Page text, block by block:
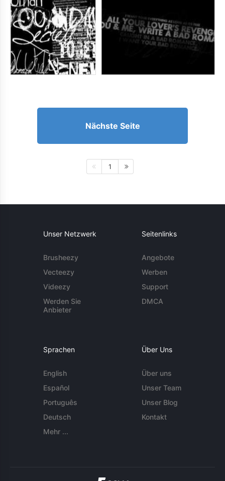
Nächste Seite
1
Unser Netzwerk
Brusheezy
Vecteezy
Videezy
Werden Sie
Anbieter
Seitenlinks
Angebote
Werben
Support
DMCA
Sprachen
English
Español
Português
Deutsch
Mehr ...
Über Uns
Über uns
Unser Team
Unser Blog
Kontakt